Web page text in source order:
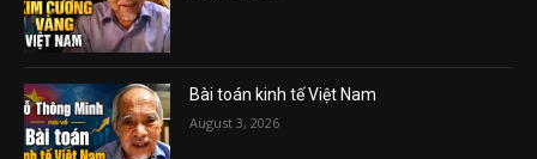
Bài toán kinh tế Việt Nam
August 3, 2026